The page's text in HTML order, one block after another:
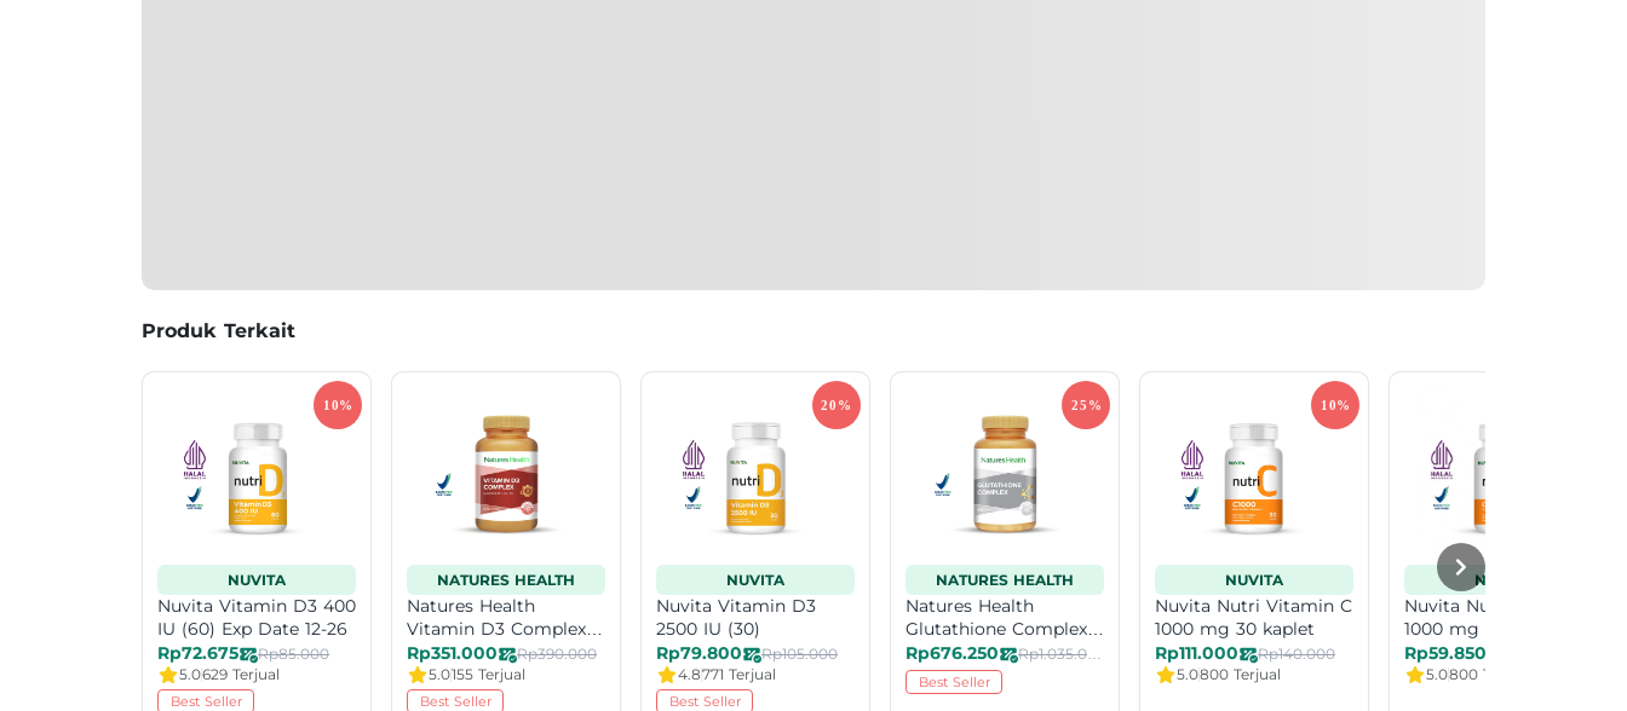
Produk Terkait
NUVITA
Nuvita Vitamin D3 400
IU (60) Exp Date 12-26
Rp72.675
Rp85.000
5.0629 Terjual
Best Seller
NATURES HEALTH
Natures Health
Vitamin D3 Complex
(60)
Rp351.000
Rp390.000
5.0155 Terjual
Best Seller
NUVITA
Nuvita Vitamin D3
2500 IU (30)
Rp79.800
Rp105.000
4.8771 Terjual
Best Seller
NATURES HEALTH
Natures Health
Glutathione Complex
60 caps
Rp676.250
Best Seller
NUVITA
Nuvita Nutri Vitamin C
1000 mg 30 kaplet
Rp111.000
Rp140.000
5.0800 Terjual
NUVITA
Nuvita Nutri Vitamin C
1000 mg 30 kaplet Exp
Date 11-26
Rp59.850
5.0800 Terjual